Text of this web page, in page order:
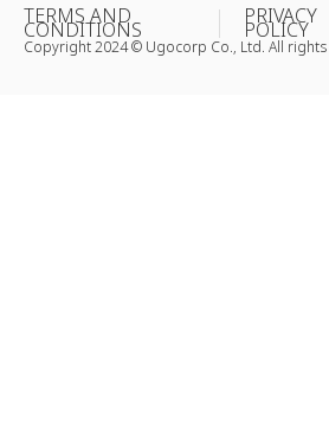
TERMS AND
CONDITIONS PRIVACY
POLICY
Copyright 2024 © Ugocorp Co., Ltd. All